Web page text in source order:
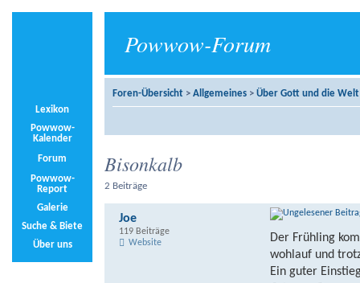
Powwow-Forum
Lexikon
Powwow-
Kalender
Forum
Powwow-
Report
Galerie
Suche & Biete
Über uns
Foren-Übersicht > Allgemeines > Über Gott und die Welt
Bisonkalb
2 Beiträge
Der Frühling
wohlauf und
Ein guter
Joe
119 Beiträge
Website